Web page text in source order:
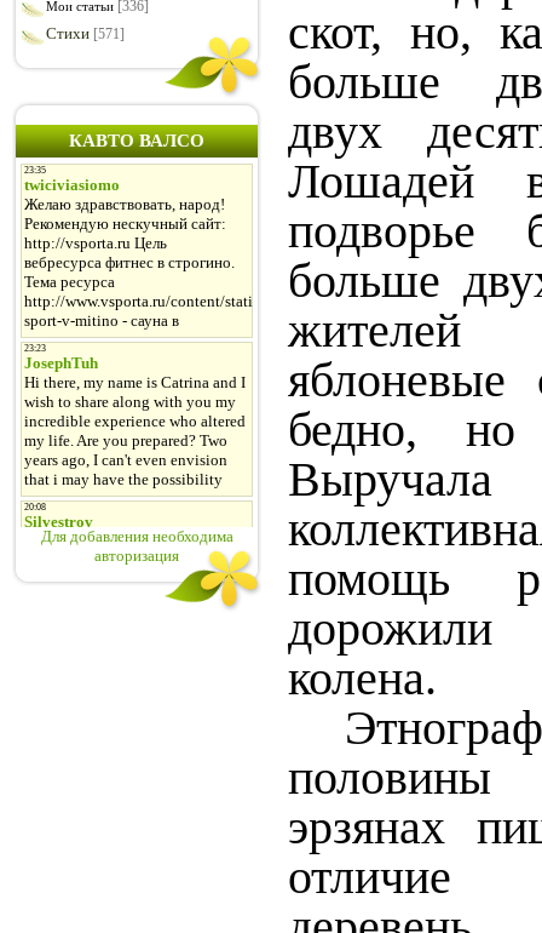
Мои статьи [336]
Стихи [571]
КАВТО ВАЛСО
Для добавления необходима
авторизация
скот, но,
больше
двух
Лошадей
больше
бедно,
помощь
дорожили
колена.
эрзянах